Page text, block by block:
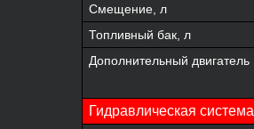
Смещение, л
Топливный бак, л
Дополнительный двигатель
Гидравлическая система